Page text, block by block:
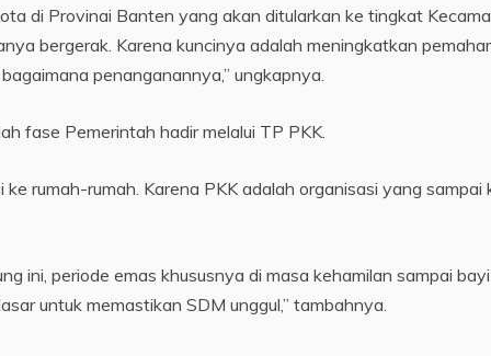
di Provinai Banten yang akan ditularkan ke tingkat
bergerak. Karena kuncinya adalah meningkatkan
penanganannya,” ungkapnya.
fase Pemerintah hadir melalui TP PKK.
ke rumah-rumah. Karena PKK adalah organisasi yang sampai
ini, periode emas khususnya di masa kehamilan sampai
untuk memastikan SDM unggul,” tambahnya.